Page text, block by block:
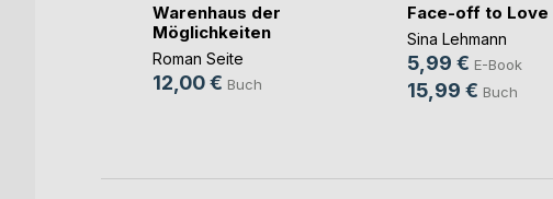
Warenhaus der
Möglichkeiten
Roman Seite
12,00 € Buch
Face-off to Love
Sina Lehmann
5,99 € E-Book
15,99 € Buch